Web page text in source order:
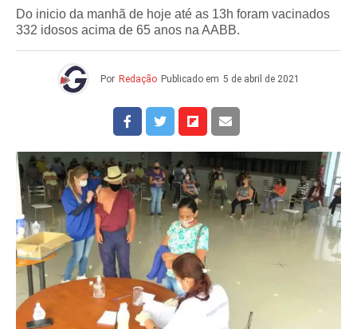
Do inicio da manhã de hoje até as 13h foram vacinados
332 idosos acima de 65 anos na AABB.
Por Redação Publicado em 5 de abril de 2021